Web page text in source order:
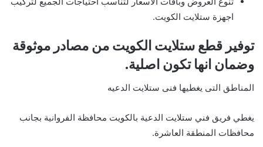
اجهزة ستلايت الكويت.
توفير قطع ستلايت الكويت من مصادر موثوقة
وضمان انها تكون اصلية.
المناطق التى يغطيها فنى ستلايت الدعيه
يغطي فريق فني ستلايت الدعية بالكويت محافظة الفروانية بجانب
محافظات المنطقة العاشرة.